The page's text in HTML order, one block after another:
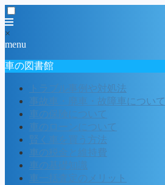
×
menu
車の図書館
トラブル事例や対処法
事故車・廃車・故障車について
車の保険について
車のローンについて
賢く車を買う方法
車の税金と維持費
車の基礎知識
車一括査定のメリット